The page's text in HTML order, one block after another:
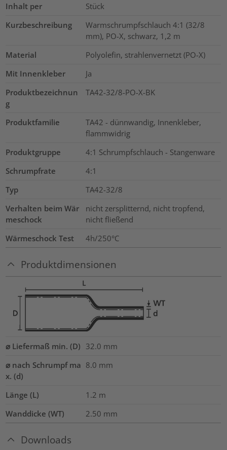
Inhalt per
Stück
Kurzbeschreibung
Warmschrumpfschlauch 4:1 (32/8
mm), PO-X, schwarz, 1,2 m
Material
Polyolefin, strahlenvernetzt (PO-X)
Mit Innenkleber
Ja
Produktbezeichnun
g
TA42-32/8-PO-X-BK
Produktfamilie
TA42 - dünnwandig, Innenkleber,
flammwidrig
Produktgruppe
4:1 Schrumpfschlauch - Stangenware
Schrumpfrate
4:1
Typ
TA42-32/8
Verhalten beim Wär
meschock
nicht zersplitternd, nicht tropfend,
nicht fließend
Wärmeschock Test
4h/250°C
Produktdimensionen
⌀ Liefermaß min. (D) 32.0 mm
⌀ nach Schrumpf ma
x. (d)
8.0 mm
Länge (L) 1.2 m
Wanddicke (WT)
2.50 mm
Downloads